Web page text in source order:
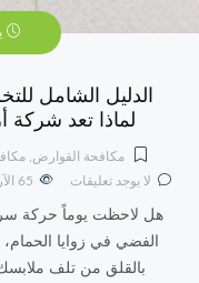
الدليل الشامل
لماذا تعد شركة
مكافحة القوارض ,
لا يوجد تعليقات
الفضي في زوايا
بالقلق من تلف